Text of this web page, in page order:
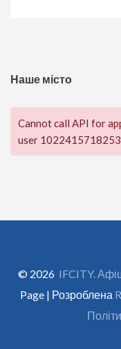
Наше місто
Cannot call API for
user
© 2026 IFCITY.
Page | Розроблена